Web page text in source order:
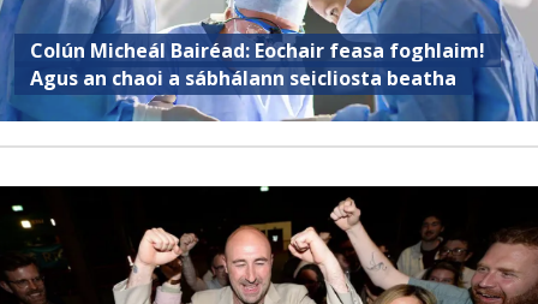
Colún Micheál Bairéad: Eochair feasa foghlaim!
Agus an chaoi a sábhálann seicliosta beatha